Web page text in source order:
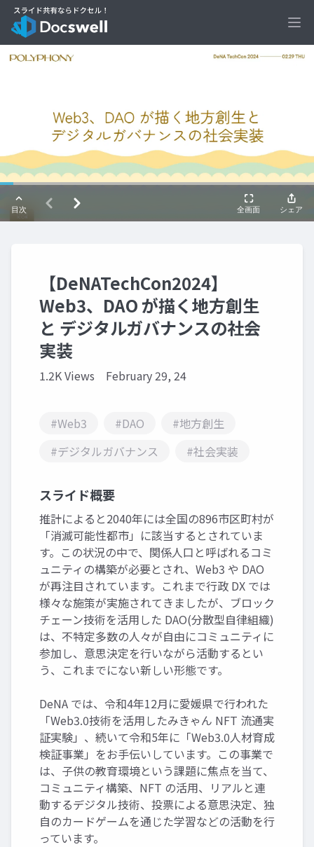
【DeNATechCon2024】
Web3、DAO が描く地方創生
と デジタルガバナンスの社会
実装
1.2K Views February 29, 24
#Web3 #DAO
#地方創生
#デジタルガバナンス
#社会実装
スライド概要
推計によると2040年には全国の896市区町村が
「消滅可能性都市」に該当するとされていま
す。この状況の中で、関係人口と呼ばれるコミ
ュニティの構築が必要とされ、Web3 や DAO
が再注目されています。これまで行政 DX では
様々な施策が実施されてきましたが、ブロック
チェーン技術を活用した DAO(分散型自律組織)
は、不特定多数の人々が自由にコミュニティに
参加し、意思決定を行いながら活動するとい
う、これまでにない新しい形態です。
DeNA では、令和4年12月に愛媛県で行われた
「Web3.0技術を活用したみきゃん NFT 流通実
証実験」、続いて令和5年に「Web3.0人材育成
検証事業」をお手伝いしています。この事業で
は、子供の教育環境という課題に焦点を当て、
コミュニティ構築、NFT の活用、リアルと連
動するデジタル技術、投票による意思決定、独
自のカードゲームを通じた学習などの活動を行
っています。